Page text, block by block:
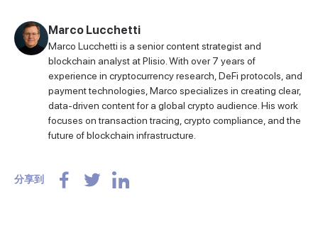
Marco Lucchetti
Marco Lucchetti is a senior content strategist and
blockchain analyst at Plisio. With over 7 years of
experience in cryptocurrency research, DeFi protocols, and
payment technologies, Marco specializes in creating clear,
data-driven content for a global crypto audience. His work
focuses on transaction tracing, crypto compliance, and the
future of blockchain infrastructure.
分享到